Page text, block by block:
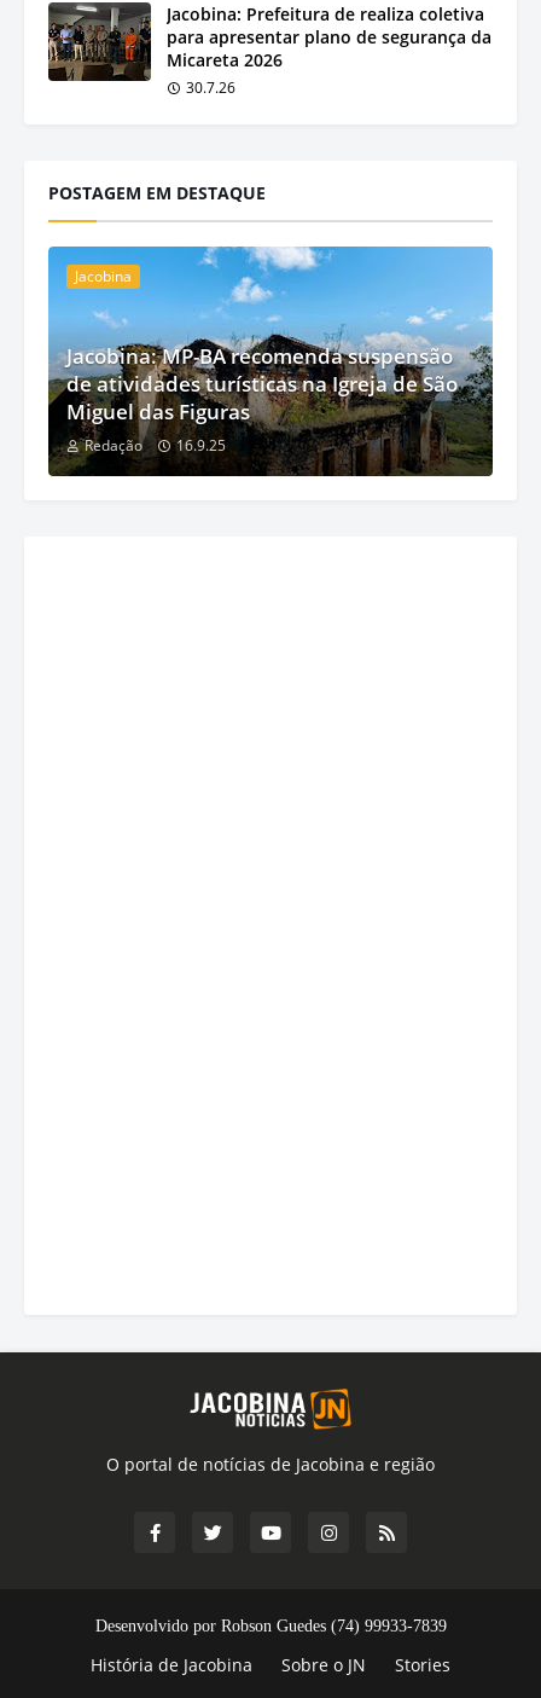
Jacobina: Prefeitura de realiza coletiva
para apresentar plano de segurança da
Micareta 2026
30.7.26
POSTAGEM EM DESTAQUE
Jacobina
Jacobina: MP-BA recomenda suspensão
de atividades turísticas na Igreja de São
Miguel das Figuras
Redação 16.9.25
O portal de notícias de Jacobina e região
Desenvolvido por Robson Guedes (74) 99933-7839
História de Jacobina Sobre o JN Stories